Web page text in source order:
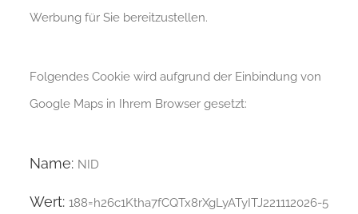
Werbung für Sie bereitzustellen.
Folgendes Cookie wird aufgrund der Einbindung von
Google Maps in Ihrem Browser gesetzt:
Name: NID
Wert: 188=h26c1Ktha7fCQTx8rXgLyATyITJ221112026-5